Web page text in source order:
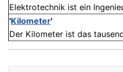
Elektrotechnik ist ein
'Kilometer'
Der Kilometer ist das